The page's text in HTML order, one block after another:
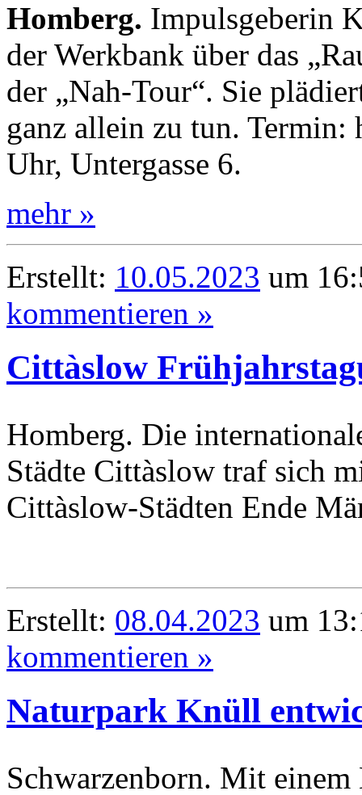
Homberg. Impulsgeberin
der Werkbank über das
der „Nah-Tour“. Sie
ganz allein zu tun.
Uhr, Untergasse 6.
mehr »
Erstellt: 10.05.2023 um
kommentieren »
Cittàslow
Homberg. Die
Städte Cittàslow traf sich
Cittàslow-Städten Ende
Erstellt: 08.04.2023 um
kommentieren »
Naturpark Knüll
Schwarzenborn. Mit